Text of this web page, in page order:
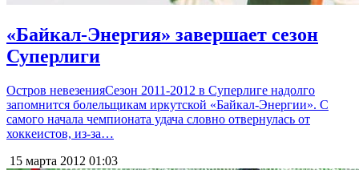
«Байкал-Энергия» завершает сезон
Суперлиги
Остров невезенияСезон 2011-2012 в Суперлиге надолго
запомнится болельщикам иркутской «Байкал-Энергии». С
самого начала чемпионата удача словно отвернулась от
хоккеистов, из-за…
15 марта 2012 01:03